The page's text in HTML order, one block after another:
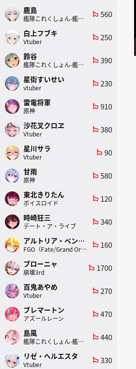
鹿島
艦隊これくしょん-艦これ-
emoji_flags 560
白上フブキ
Vtuber
emoji_flags 250
鈴谷
艦隊これくしょん-艦これ-
emoji_flags 390
星街すいせい
vtuber
emoji_flags 230
雷電将軍
原神
emoji_flags 910
沙花叉クロヱ
Vtuber
emoji_flags 380
星川サラ
Vtuber
emoji_flags 90
甘雨
原神
emoji_flags 580
東北きりたん
ボイスロイド
emoji_flags 120
時崎狂三
デート・ア・ライブ
emoji_flags 340
アルトリア・ペンドラゴン(ランサー)
FGO（Fate/Grand Order）
emoji_flags 160
ブローニャ
崩壊3rd
emoji_flags 1700
百鬼あやめ
Vtuber
emoji_flags 270
ブレマートン
アズールレーン
emoji_flags 470
島風
艦隊これくしょん-艦これ-
emoji_flags 440
リゼ・ヘルエスタ
Vtuber
emoji_flags 330